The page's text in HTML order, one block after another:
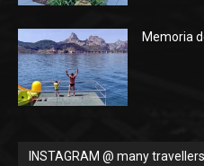
Memoria
INSTAGRAM @ many travellers